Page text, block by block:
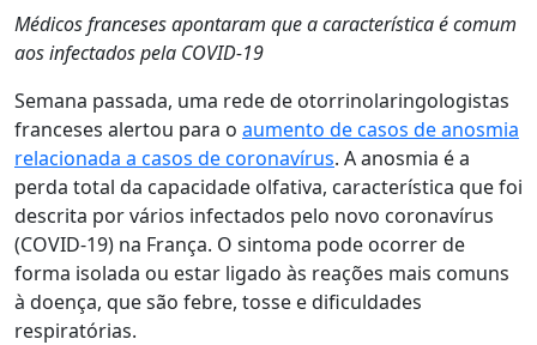
Médicos franceses apontaram que a característica é comum
aos infectados pela COVID-19
Semana passada, uma rede de otorrinolaringologistas
franceses alertou para o aumento de casos de anosmia
relacionada a casos de coronavírus. A anosmia é a
perda total da capacidade olfativa, característica que foi
descrita por vários infectados pelo novo coronavírus
(COVID-19) na França. O sintoma pode ocorrer de
forma isolada ou estar ligado às reações mais comuns
à doença, que são febre, tosse e dificuldades
respiratórias.